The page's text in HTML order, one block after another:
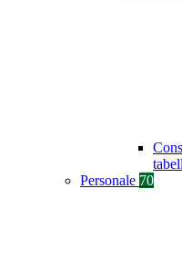
Personale 70